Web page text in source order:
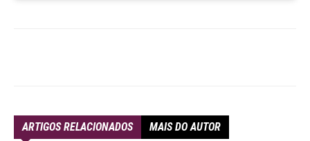
ARTIGOS RELACIONADOS MAIS DO AUTOR